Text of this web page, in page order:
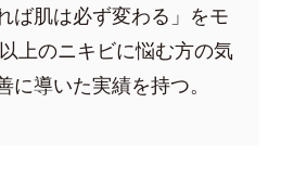
ば肌は必ず変わる」をモ
上のニキビに悩む方の気
導いた実績を持つ。